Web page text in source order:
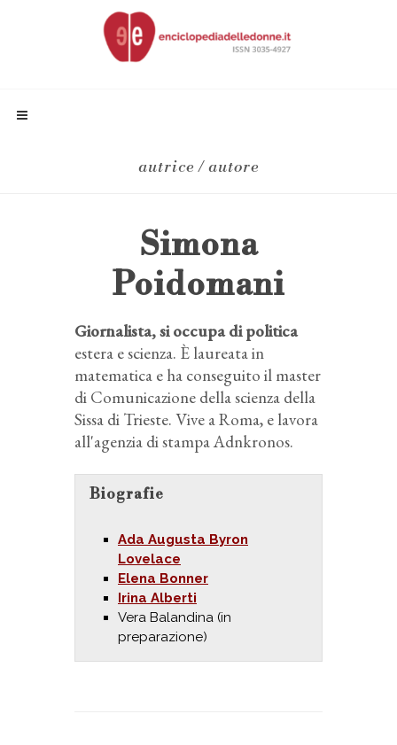
autrice / autore
Simona
Poidomani
Giornalista, si occupa di politica
estera e scienza. È laureata in
matematica e ha conseguito il master
di Comunicazione della scienza della
Sissa di Trieste. Vive a Roma, e lavora
all'agenzia di stampa Adnkronos.
Biografie
Ada Augusta Byron
Lovelace
Elena Bonner
Irina Alberti
Vera Balandina (in
preparazione)